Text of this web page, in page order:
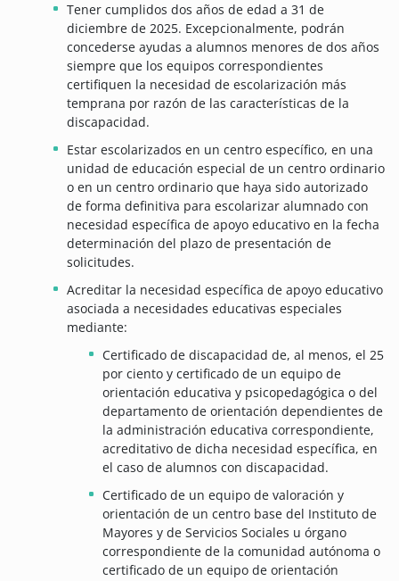
Tener cumplidos dos años de edad a 31 de
diciembre de 2025. Excepcionalmente, podrán
concederse ayudas a alumnos menores de dos años
siempre que los equipos correspondientes
certifiquen la necesidad de escolarización más
temprana por razón de las características de la
discapacidad.
Estar escolarizados en un centro específico, en una
unidad de educación especial de un centro ordinario
o en un centro ordinario que haya sido autorizado
de forma definitiva para escolarizar alumnado con
necesidad específica de apoyo educativo en la fecha
determinación del plazo de presentación de
solicitudes.
Acreditar la necesidad específica de apoyo educativo
asociada a necesidades educativas especiales
mediante:
Certificado de discapacidad de, al menos, el 25
por ciento y certificado de un equipo de
orientación educativa y psicopedagógica o del
departamento de orientación dependientes de
la administración educativa correspondiente,
acreditativo de dicha necesidad específica, en
el caso de alumnos con discapacidad.
Certificado de un equipo de valoración y
orientación de un centro base del Instituto de
Mayores y de Servicios Sociales u órgano
correspondiente de la comunidad autónoma o
certificado de un equipo de orientación